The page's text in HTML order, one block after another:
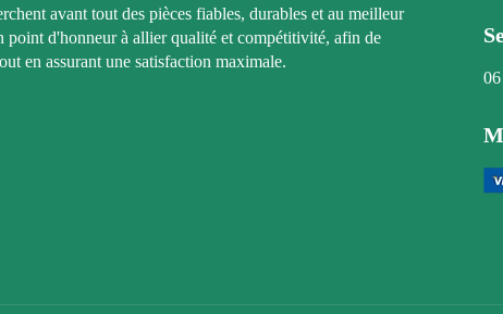
avant tout des pièces fiables, durables et au meilleur
point d'honneur à allier qualité et compétitivité, afin de
en assurant une satisfaction maximale.